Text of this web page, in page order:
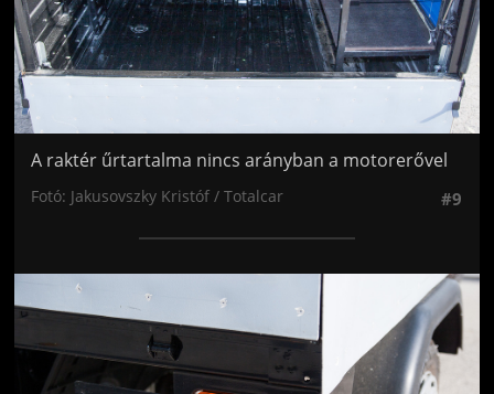
A raktér űrtartalma nincs arányban a motorerővel
Fotó: Jakusovszky Kristóf / Totalcar #9
Jön még kép!